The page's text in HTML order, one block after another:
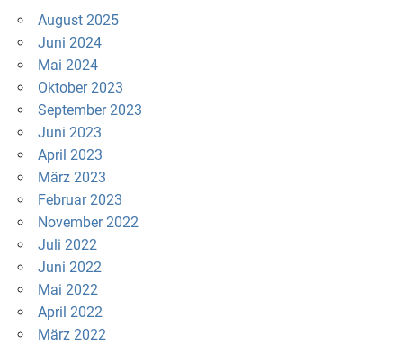
August 2025
Juni 2024
Mai 2024
Oktober 2023
September 2023
Juni 2023
April 2023
März 2023
Februar 2023
November 2022
Juli 2022
Juni 2022
Mai 2022
April 2022
März 2022